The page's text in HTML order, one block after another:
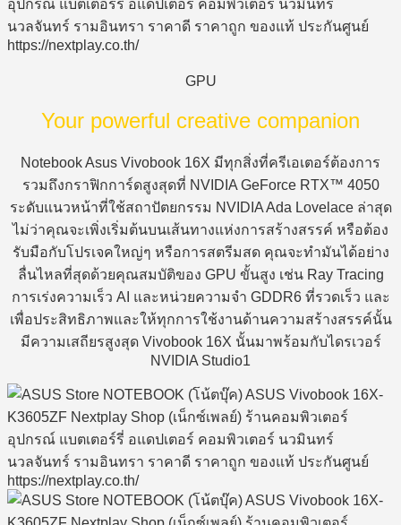
GPU
Your powerful creative companion
Notebook Asus Vivobook 16X มีทุกสิ่งที่ครีเอเตอร์ต้องการ
รวมถึงกราฟิกการ์ดสูงสุดที่ NVIDIA GeForce RTX™ 4050
ระดับแนวหน้าที่ใช้สถาปัตยกรรม NVIDIA Ada Lovelace ล่าสุด
ไม่ว่าคุณจะเพิ่งเริ่มต้นบนเส้นทางแห่งการสร้างสรรค์ หรือต้อง
รับมือกับโปรเจคใหญ่ๆ หรือการสตรีมสด คุณจะทำมันได้อย่าง
ลื่นไหลที่สุดด้วยคุณสมบัติของ GPU ขั้นสูง เช่น Ray Tracing
การเร่งความเร็ว AI และหน่วยความจำ GDDR6 ที่รวดเร็ว และ
เพื่อประสิทธิภาพและให้ทุกการใช้งานด้านความสร้างสรรค์นั้น
มีความเสถียรสูงสุด Vivobook 16X นั้นมาพร้อมกับไดรเวอร์
NVIDIA Studio1